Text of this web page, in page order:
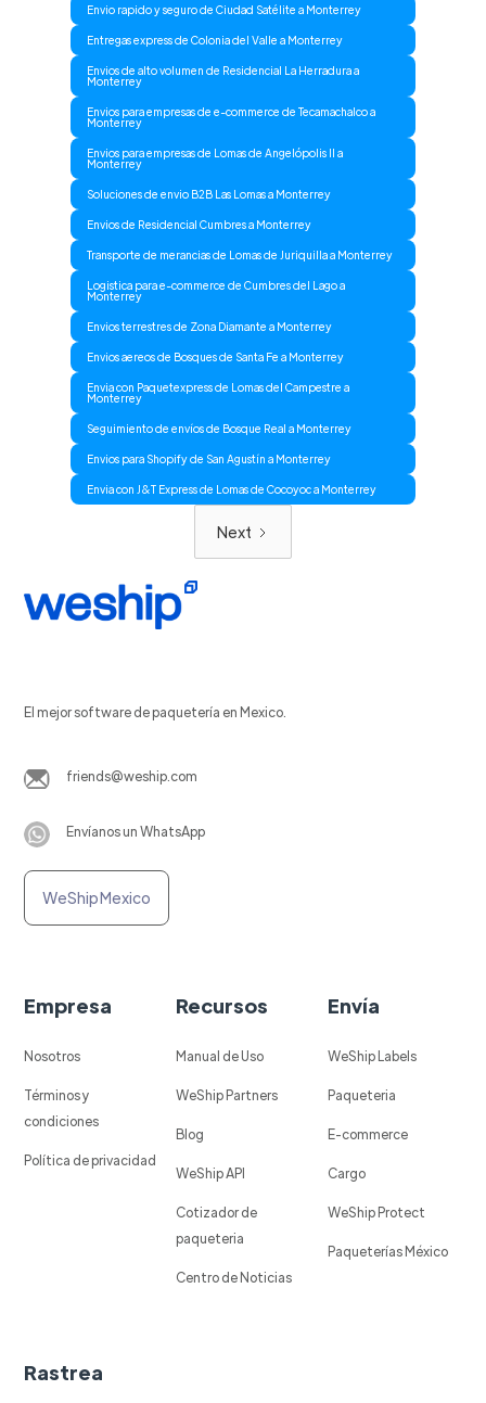
Envio rapido y seguro de Ciudad Satélite a Monterrey
Entregas express de Colonia del Valle a Monterrey
Envios de alto volumen de Residencial La Herradura a
Monterrey
Envios para empresas de e-commerce de Tecamachalco a
Monterrey
Envios para empresas de Lomas de Angelópolis II a
Monterrey
Soluciones de envio B2B Las Lomas a Monterrey
Envios de Residencial Cumbres a Monterrey
Transporte de merancias de Lomas de Juriquilla a Monterrey
Logistica para e-commerce de Cumbres del Lago a
Monterrey
Envios terrestres de Zona Diamante a Monterrey
Envios aereos de Bosques de Santa Fe a Monterrey
Envia con Paquetexpress de Lomas del Campestre a
Monterrey
Seguimiento de envíos de Bosque Real a Monterrey
Envios para Shopify de San Agustín a Monterrey
Envia con J&T Express de Lomas de Cocoyoc a Monterrey
Next
El mejor software de paquetería en Mexico.
friends@weship.com
Envíanos un WhatsApp
WeShip Mexico
Empresa
Nosotros
Términos y
condiciones
Política de privacidad
Recursos
Manual de Uso
WeShip Partners
Blog
WeShip API
Cotizador de
paqueteria
Centro de Noticias
Envía
WeShip Labels
Paqueteria
E-commerce
Cargo
WeShip Protect
Paqueterías México
Rastrea